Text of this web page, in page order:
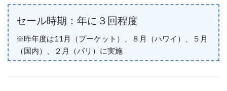
セール時期：年に３回程度
※昨年度は11月（プーケット）、８月（ハワイ）、５月
（国内）、２月（バリ）に実施